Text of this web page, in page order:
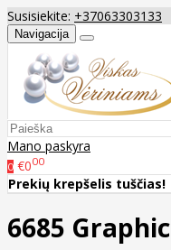
Susisiekite: +37063303133
Navigacija
Mano paskyra
0 €000
Prekių krepšelis tuščias!
6685 Graphic